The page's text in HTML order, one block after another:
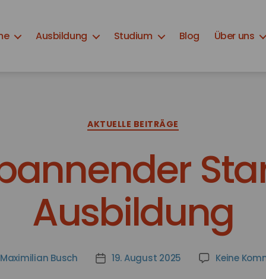
Ausbildung Studium Blog Über uns
Kategorien
AKTUELLE BEITRÄGE
Ausbildung
Maximilian Busch Veröffentlichungsdatum
19. August 2025 Keine